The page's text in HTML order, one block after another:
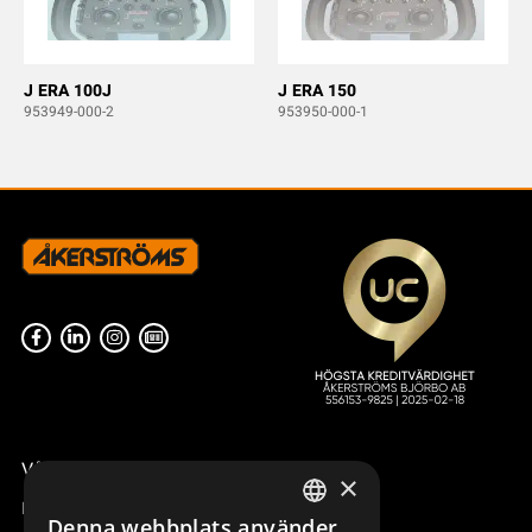
J ERA 100J
953949-000-2
J ERA 150
953950-000-1
Våra radiostyrningar – översikt
Remotus
×